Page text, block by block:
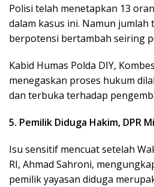
Polisi telah menetapkan 13
dalam kasus ini. Namun jumlah
berpotensi bertambah seiring
Kabid Humas Polda DIY,
menegaskan proses hukum
dan terbuka terhadap
5. Pemilik Diduga Hakim, DPR
Isu sensitif mencuat setelah
RI, Ahmad Sahroni,
pemilik yayasan diduga